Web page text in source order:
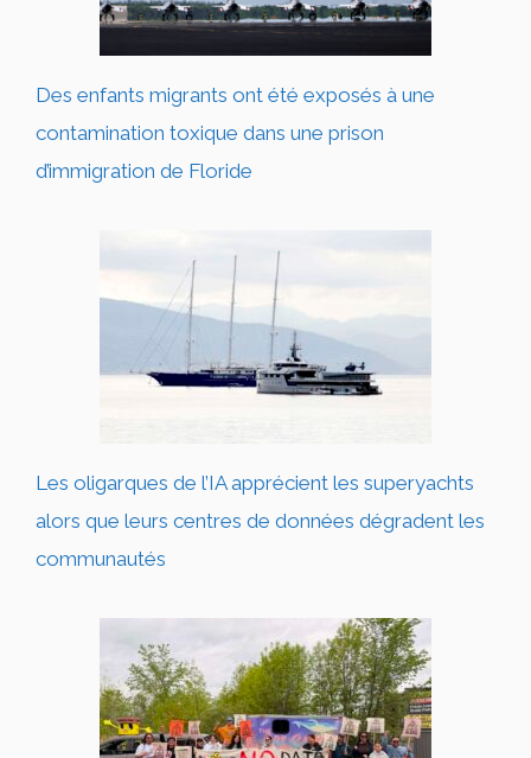
Des enfants migrants ont été exposés à une
contamination toxique dans une prison
d’immigration de Floride
Les oligarques de l’IA apprécient les superyachts
alors que leurs centres de données dégradent les
communautés